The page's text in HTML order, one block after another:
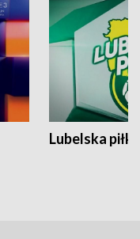
Lubelska piłka